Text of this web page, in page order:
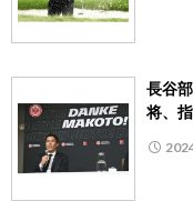
長谷
将、